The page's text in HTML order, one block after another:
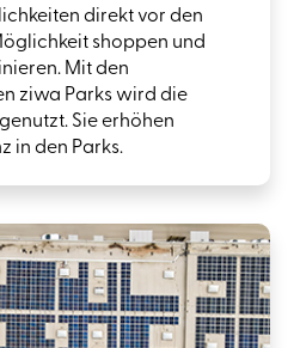
direkt vor den
shoppen und
Mit den
ziwa Parks wird die
Sie erhöhen
in den Parks.